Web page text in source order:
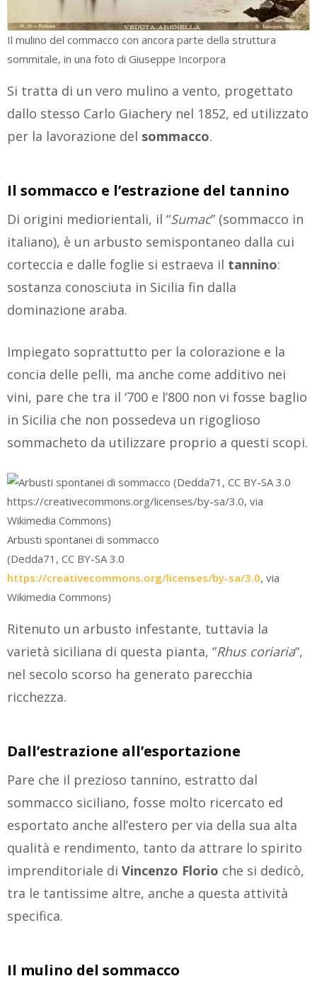
Il mulino del commacco con ancora parte della struttura
sommitale, in una foto di Giuseppe Incorpora
Si tratta di un vero mulino a vento, progettato
dallo stesso Carlo Giachery nel 1852, ed utilizzato
per la lavorazione del sommacco.
Il sommacco e l’estrazione del tannino
Di origini mediorientali, il “Sumac” (sommacco in
italiano), è un arbusto semispontaneo dalla cui
corteccia e dalle foglie si estraeva il tannino:
sostanza conosciuta in Sicilia fin dalla
dominazione araba.
Impiegato soprattutto per la colorazione e la
concia delle pelli, ma anche come additivo nei
vini, pare che tra il ‘700 e l’800 non vi fosse baglio
in Sicilia che non possedeva un rigoglioso
sommacheto da utilizzare proprio a questi scopi.
Arbusti spontanei di sommacco
(Dedda71, CC BY-SA 3.0
https://creativecommons.org/licenses/by-sa/3.0, via
Wikimedia Commons)
Ritenuto un arbusto infestante, tuttavia la
varietà siciliana di questa pianta, “Rhus coriaria“,
nel secolo scorso ha generato parecchia
ricchezza.
Dall’estrazione all’esportazione
Pare che il prezioso tannino, estratto dal
sommacco siciliano, fosse molto ricercato ed
esportato anche all’estero per via della sua alta
qualità e rendimento, tanto da attrare lo spirito
imprenditoriale di Vincenzo Florio che si dedicò,
tra le tantissime altre, anche a questa attività
specifica.
Il mulino del sommacco